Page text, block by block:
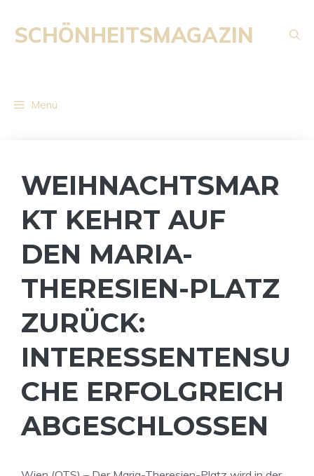
Inhalt
springen
SCHÖNHEITSMAGAZIN
Menü
WEIHNACHTSMAR
KT KEHRT AUF
DEN MARIA-
THERESIEN-PLATZ
ZURÜCK:
INTERESSENTENSU
CHE ERFOLGREICH
ABGESCHLOSSEN